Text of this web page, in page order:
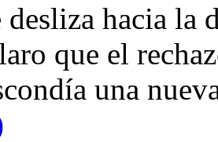
desliza hacia
que el
una